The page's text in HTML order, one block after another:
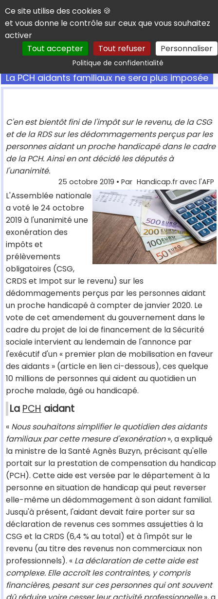
Panneau de gestion des cookies
Ce site utilise des cookies 🍪
et vous donne le contrôle sur ceux que vous souhaitez
activer
Tout accepter
Tout refuser Personnaliser
Politique de confidentialitéRechercher
La PCH aidants familiaux ne sera plus imposée
C'en est bientôt fini de l'impôt sur le revenu, de la CSG
et de la RDS sur les dédommagements perçus par les
personnes aidant un proche handicapé dans le cadre
de la PCH. Ainsi en ont décidé les députés à
l'unanimité.
25 octobre 2019 • Par Handicap.fr avec l'AFP
L'Assemblée nationale
a voté le 24 octobre
2019 à l'unanimité une
exonération des
impôts et
prélèvements
obligatoires (CSG,
CRDS et Impot sur le revenu) sur les
dédommagements perçus par les personnes aidant
un proche handicapé à compter de janvier 2020. Le
vote de cet amendement du gouvernement dans le
cadre du projet de loi de financement de la Sécurité
sociale intervient au lendemain de l'annonce par
l'exécutif d'un « premier plan de mobilisation en faveur
des aidants » (article en lien ci-dessous), ces quelque
10 millions de personnes qui aident au quotidien un
proche malade, âgé ou handicapé.
La PCH aidant
« Nous souhaitons simplifier le quotidien des aidants
familiaux par cette mesure d'exonération», a expliqué
la ministre de la Santé Agnès Buzyn, précisant qu'elle
portait sur la prestation de compensation du handicap
(PCH). Cette aide est versée par le département à la
personne en situation de handicap qui peut reverser
elle-même un dédommagement à son aidant familial.
Jusqu'à présent, l'aidant devait faire porter sur sa
déclaration de revenus ces sommes assujetties à la
CSG et la CRDS (6,4 % au total) et à l'impôt sur le
revenu (au titre des revenus non commerciaux non
professionnels). « La déclaration de cette aide est
complexe. Elle accroît les contraintes, y compris
financières, pesant sur ces personnes qui ont souvent